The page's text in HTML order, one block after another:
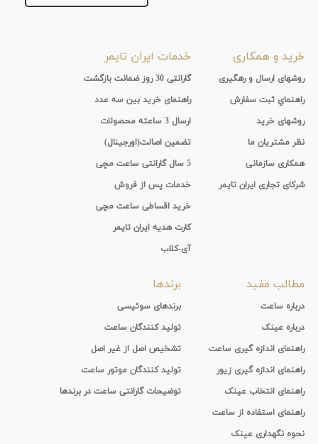
خرید و همکاری
روشهای ارسال و رهگیری
راهنماي ثبت سفارش
روشهای خرید
نظر مشتریان ما
همکاری سازمانی
شرکای تجاری ایران تایمر
خدمات ایران تایمر
گارانتی 30 روز ضمانت بازگشت
راهنمای خرید بین سه عدد
ارسال 3 ساعته محصولات
تضمین اصالت(اورجینال)
5 سال گارانتی ساعت مچی
خدمات پس از فروش
خرید اقساطی ساعت مچی
کارت هدیه ایران تایمر
آی-کلاب
مطالب مفید
درباره ساعت
درباره عینک
راهنمای اندازه گیری ساعت
راهنمای اندازه گیری زیور
راهنمای انتخاب عینک
راهنمای استفاده از ساعت
نحوه نگهداری عینک
برندها
برندهای سوئیسی
تولید کنندگان ساعت
تشخیص اصل از غیر اصل
تولید کنندگان موتور ساعت
توضیحات گارانتی ساعت در برندها